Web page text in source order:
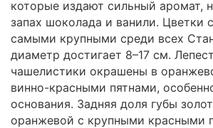
которые издают сильный аромат,
запах шоколада и ванили. Цветки
самыми крупными среди всех
диаметр достигает 8–17 см.
чашелистики окрашены в
винно-красными пятнами,
основания. Задняя доля губы
оранжевой с крупными красными